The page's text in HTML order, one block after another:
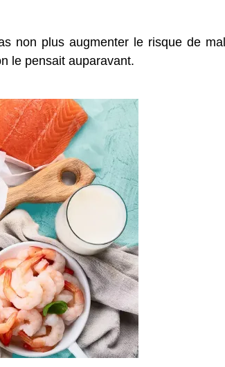
non plus augmenter le risque de
le pensait auparavant.